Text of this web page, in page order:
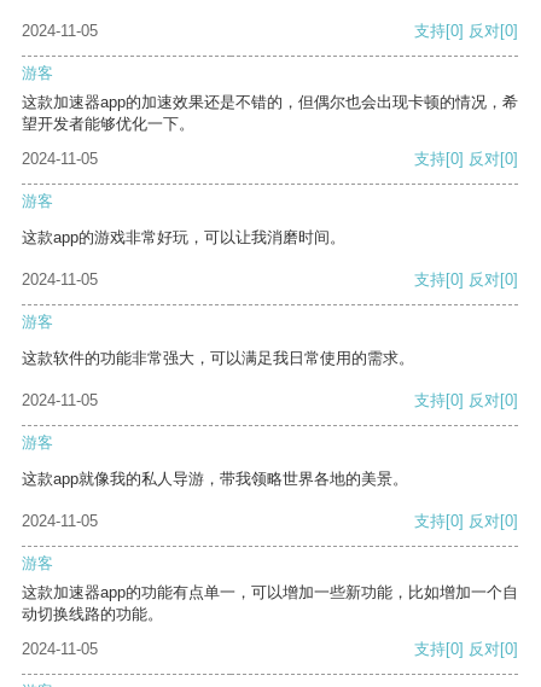
2024-11-05 支持[0] 反对[0]
游客
这款加速器app的加速效果还是不错的，但偶尔也会出现卡顿的情况，希
望开发者能够优化一下。
2024-11-05
支持[0] 反对[0]
游客
这款app的游戏非常好玩，可以让我消磨时间。
2024-11-05 支持[0] 反对[0]
游客
这款软件的功能非常强大，可以满足我日常使用的需求。
2024-11-05 支持[0] 反对[0]
游客
这款app就像我的私人导游，带我领略世界各地的美景。
2024-11-05 支持[0] 反对[0]
游客
这款加速器app的功能有点单一，可以增加一些新功能，比如增加一个自
动切换线路的功能。
2024-11-05
支持[0] 反对[0]